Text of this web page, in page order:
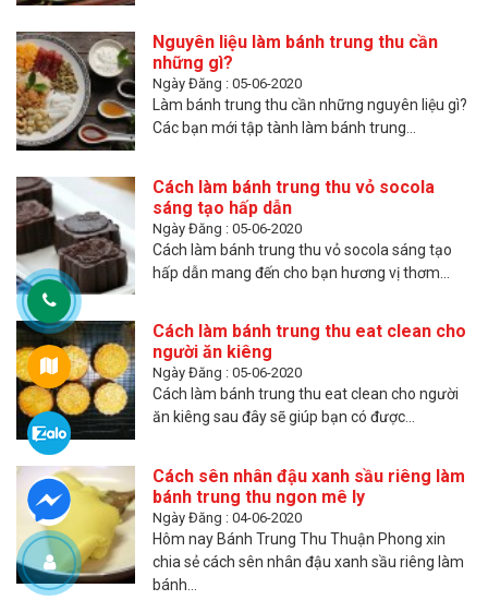
Nguyên liệu làm bánh trung thu cần
những gì?
Ngày Đăng : 05-06-2020
Làm bánh trung thu cần những nguyên liệu gì?
Các bạn mới tập tành làm bánh trung...
Cách làm bánh trung thu vỏ socola
sáng tạo hấp dẫn
Ngày Đăng : 05-06-2020
Cách làm bánh trung thu vỏ socola sáng tạo
hấp dẫn mang đến cho bạn hương vị thơm...
Cách làm bánh trung thu eat clean cho
người ăn kiêng
Ngày Đăng : 05-06-2020
Cách làm bánh trung thu eat clean cho người
ăn kiêng sau đây sẽ giúp bạn có được...
Cách sên nhân đậu xanh sầu riêng làm
bánh trung thu ngon mê ly
Ngày Đăng : 04-06-2020
Hôm nay Bánh Trung Thu Thuận Phong xin
chia sẻ cách sên nhân đậu xanh sầu riêng làm
bánh...